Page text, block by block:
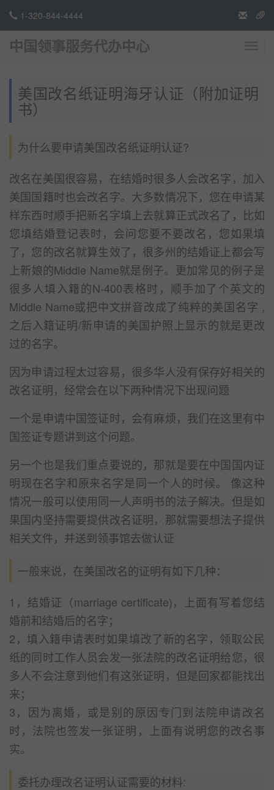
1-320-844-4444
航
中国领事服务代办中心
美国改名纸证明海牙认证（附加证明
书）
为什么要申请美国改名纸证明认证?
改名在美国很容易，在结婚时很多人会改名字，加入
美国国籍时也会改名字。大多数情况下，您在申请某
样东西时顺手把新名字填上去就算正式改名了，比如
您填结婚登记表时，会问您要不要改名，您如果填
了，您的改名就算生效了，很多州的结婚证上都会写
上新娘的Middle Name就是例子。更加常见的例子是
很多人填入籍的N-400表格时，顺手加了个英文的
Middle Name或把中文拼音改成了纯粹的美国名字 ,
之后入籍证明/新申请的美国护照上显示的就是更改
过的名字。
因为申请过程太过容易，很多华人没有保存好相关的
改名证明，经常会在以下两种情况下出现问题
一个是申请中国签证时，会有麻烦，我们在这里有中
国签证专题讲到这个问题。
另一个也是我们重点要说的，那就是要在中国国内证
明现在名字和原来名字是同一个人的时候。 像这种
情况一般可以使用同一人声明书的法子解决。但是如
果国内坚持需要提供改名证明，那就需要想法子提供
相关文件，并送到领事馆去做认证
一般来说，在美国改名的证明有如下几种：
1，结婚证（marriage certificate)，上面有写着您结
婚前和结婚后的名字；
2，填入籍申请表时如果填改了新的名字，领取公民
纸的同时工作人员会发一张法院的改名证明给您，很
多人不会注意到他们有这张证明，但是回家都能找出
来；
3，因为离婚，或是别的原因专门到法院申请改名
时，法院也签发一张证明，上面有说明您的改名事
实。
委托办理改名证明认证需要的材料: